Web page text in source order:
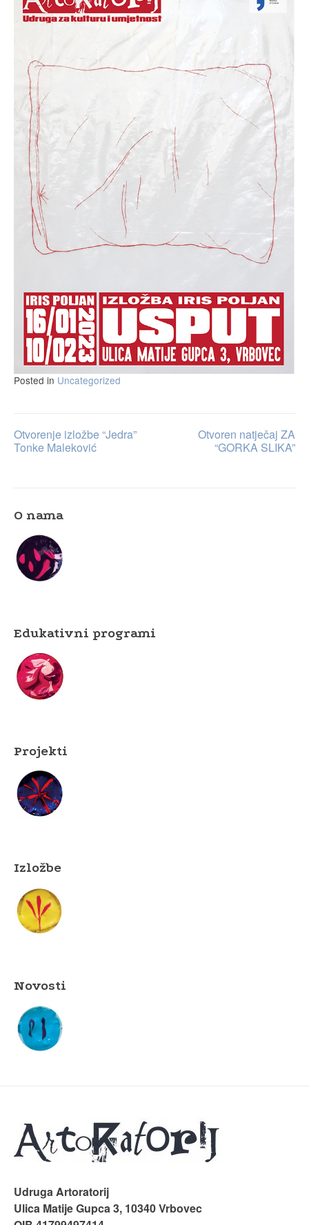
Posted in Uncategorized
Post
Otvorenje izložbe “Jedra”
Tonke Maleković
Otvoren natječaj ZA
“GORKA SLIKA”
O nama
Edukativni programi
Projekti
Izložbe
Novosti
Udruga Artoratorij
Ulica Matije Gupca 3, 10340 Vrbovec